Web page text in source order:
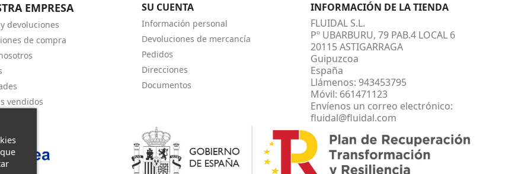
EMPRESA
devoluciones
de compra
vendidos
SU CUENTA
Información personal
Devoluciones de mercancía
Pedidos
Direcciones
Documentos
INFORMACIÓN DE LA TIENDA
FLUIDAL S.L.
Pº UBARBURU, 79 PAB.4 LOCAL 6
20115 ASTIGARRAGA
Guipuzcoa
España
Llámenos: 943453795
Móvil: 661471123
Envíenos un correo electrónico:
fluidal@fluidal.com